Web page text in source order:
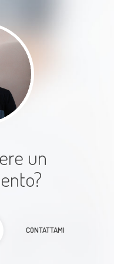
con lei è
la rinascita.
ma mi è
un
CONTATTAMI